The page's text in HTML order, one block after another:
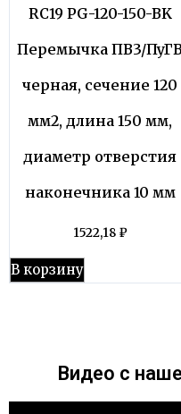
RC19 PG-120-150-BK
Перемычка ПВ3/ПуГВ
черная, сечение 120
мм2, длина 150 мм,
диаметр отверстия
наконечника 10 мм
1522,18 ₽
В корзину
Видео с